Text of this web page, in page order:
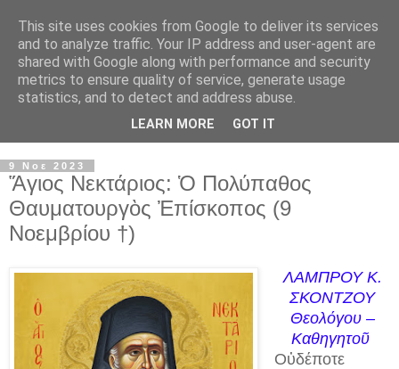
9 Νοε 2023
Ἅγιος Νεκτάριος: Ὁ Πολύπαθος
Θαυματουργὸς Ἐπίσκοπος (9
Νοεμβρίου †)
ΛΑΜΠΡΟΥ Κ.
ΣΚΟΝΤΖΟΥ
Θεολόγου –
Καθηγητοῦ
Οὐδέποτε
This site uses cookies from Google to deliver its services
and to analyze traffic. Your IP address and user-agent are
shared with Google along with performance and security
metrics to ensure quality of service, generate usage
statistics, and to detect and address abuse.
LEARN MORE GOT IT